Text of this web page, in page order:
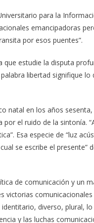
para la
emancipadoras
por esos puentes”.
estudie la disputa
libertad signifique
natal en los años
el ruido de la sintonía.
Esa especie de “luz
se escribe el
de comunicación y un
diverso, plural,
y las luchas